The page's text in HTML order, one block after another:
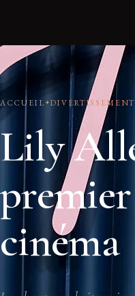
ACCUEIL DIVERTISSEMENT
Lily
cinéma